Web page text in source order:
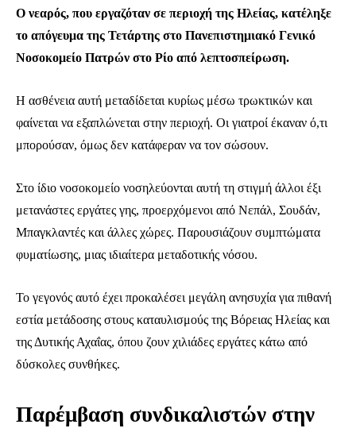
Ο νεαρός, που εργαζόταν σε περιοχή της Ηλείας, κατέληξε
το απόγευμα της Τετάρτης στο Πανεπιστημιακό Γενικό
Νοσοκομείο Πατρών στο Ρίο από λεπτοσπείρωση.
Η ασθένεια αυτή μεταδίδεται κυρίως μέσω τρωκτικών και
φαίνεται να εξαπλώνεται στην περιοχή. Οι γιατροί έκαναν ό,τι
μπορούσαν, όμως δεν κατάφεραν να τον σώσουν.
Στο ίδιο νοσοκομείο νοσηλεύονται αυτή τη στιγμή άλλοι έξι
μετανάστες εργάτες γης, προερχόμενοι από Νεπάλ, Σουδάν,
Μπαγκλαντές και άλλες χώρες. Παρουσιάζουν συμπτώματα
φυματίωσης, μιας ιδιαίτερα μεταδοτικής νόσου.
Το γεγονός αυτό έχει προκαλέσει μεγάλη ανησυχία για πιθανή
εστία μετάδοσης στους καταυλισμούς της Βόρειας Ηλείας και
της Δυτικής Αχαΐας, όπου ζουν χιλιάδες εργάτες κάτω από
δύσκολες συνθήκες.
Παρέμβαση συνδικαλιστών στην